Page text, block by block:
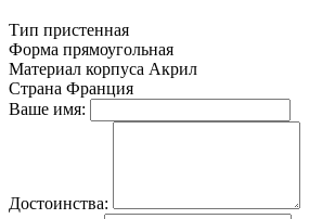
Тип пристенная
Форма прямоугольная
Материал корпуса Акрил
Страна Франция
Ваше имя:
Достоинства: